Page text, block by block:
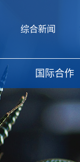
综合新闻
国际合作